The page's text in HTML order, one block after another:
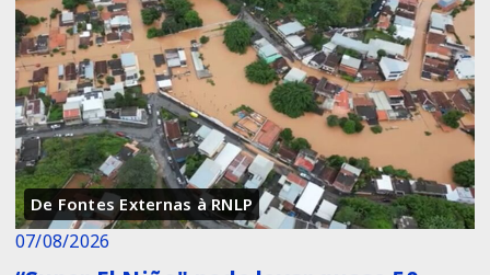
De Fontes Externas à RNLP
07/08/2026